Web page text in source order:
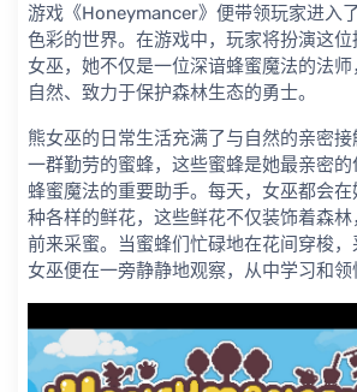
游戏《Honeymancer》便带领玩家进入
色彩的世界。在游戏中，玩家将扮演这
女巫，她不仅是一位深谙蜂蜜魔法的法
自然、致力于保护森林生态的勇士。
熊女巫的日常生活充满了与自然的亲密
一群勤劳的蜜蜂，这些蜜蜂是她最亲密
蜂蜜魔法的重要助手。每天，女巫都会
种各样的鲜花，这些鲜花不仅装饰着森林
前来采蜜。当蜜蜂们忙碌地在花间穿梭，
女巫便在一旁静静地观察，从中学习和领